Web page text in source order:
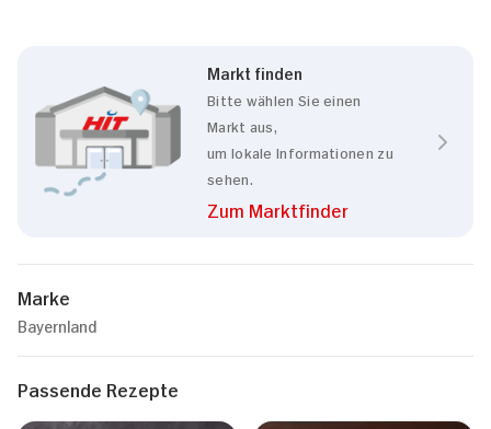
Markt finden
Bitte wählen Sie einen
Markt aus,
um lokale Informationen zu
sehen.
Zum Marktfinder
Marke
Bayernland
Passende Rezepte